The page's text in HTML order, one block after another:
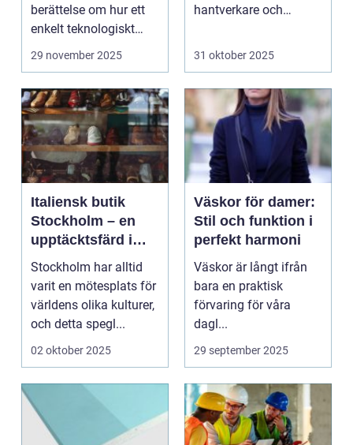
berättelse om hur ett
enkelt teknologiskt
genom...
29 november 2025
hantverkare och
31 oktober 2025
Italiensk butik
Stockholm – en
upptäcktsfärd i
kvalitet och
hantverk
Stockholm har alltid
varit en mötesplats för
världens olika kulturer,
och detta spegl...
02 oktober 2025
Väskor för damer:
Stil och funktion i
perfekt harmoni
Väskor är långt ifrån
bara en praktisk
förvaring för våra
dagl...
29 september 2025